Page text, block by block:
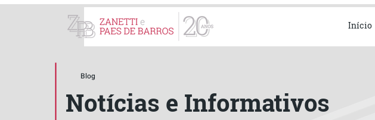
Início
Blog
Notícias e Informativos